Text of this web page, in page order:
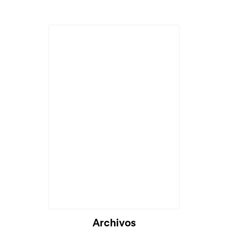
Archivos